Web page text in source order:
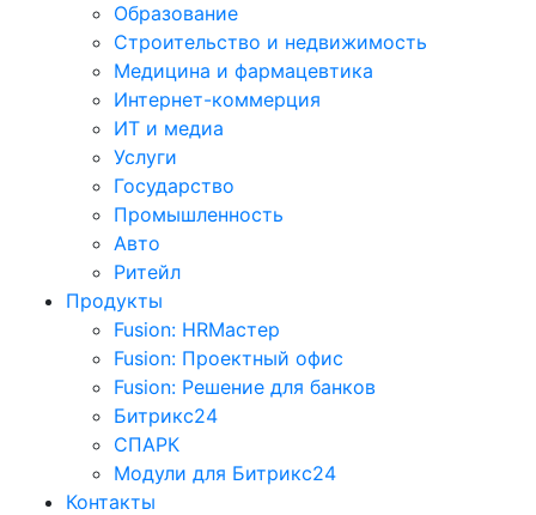
Образование
Строительство и недвижимость
Медицина и фармацевтика
Интернет-коммерция
ИТ и медиа
Услуги
Государство
Промышленность
Авто
Ритейл
Продукты
Fusion: HRМастер
Fusion: Проектный офис
Fusion: Решение для банков
Битрикс24
СПАРК
Модули для Битрикс24
Контакты